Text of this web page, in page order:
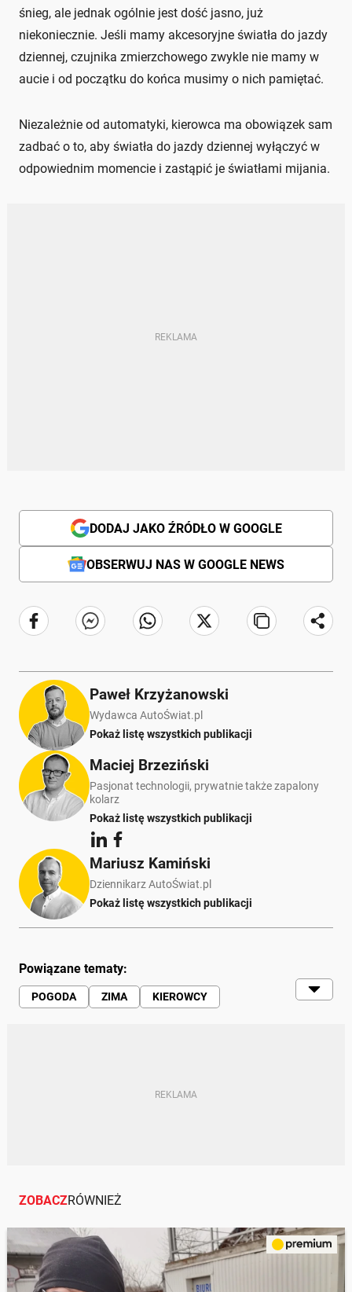
śnieg, ale jednak ogólnie jest dość jasno, już
niekoniecznie. Jeśli mamy akcesoryjne światła do jazdy
dziennej, czujnika zmierzchowego zwykle nie mamy w
aucie i od początku do końca musimy o nich pamiętać.
Niezależnie od automatyki, kierowca ma obowiązek sam
zadbać o to, aby światła do jazdy dziennej wyłączyć w
odpowiednim momencie i zastąpić je światłami mijania.
DODAJ JAKO ŹRÓDŁO W GOOGLE
OBSERWUJ NAS W GOOGLE NEWS
Paweł Krzyżanowski
Wydawca AutoŚwiat.pl
Pokaż listę wszystkich publikacji
Maciej Brzeziński
Pasjonat technologii, prywatnie także zapalony
kolarz
Pokaż listę wszystkich publikacji
Mariusz Kamiński
Dziennikarz AutoŚwiat.pl
Pokaż listę wszystkich publikacji
Powiązane tematy:
POGODA ZIMA
KIEROWCY
ZOBACZRÓWNIEŻ